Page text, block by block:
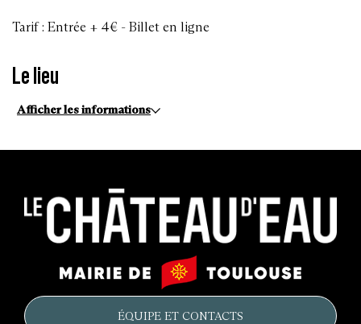
Tarif : Entrée + 4€ - Billet en ligne
Le lieu
Afficher les informations
château
d'eau
Mairie
de
ÉQUIPE ET CONTACTS